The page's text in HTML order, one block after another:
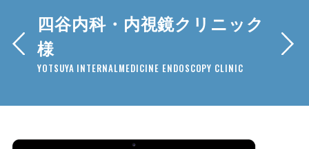
四谷内科・内視鏡クリニック
様
YOTSUYA INTERNALMEDICINE ENDOSCOPY CLINIC